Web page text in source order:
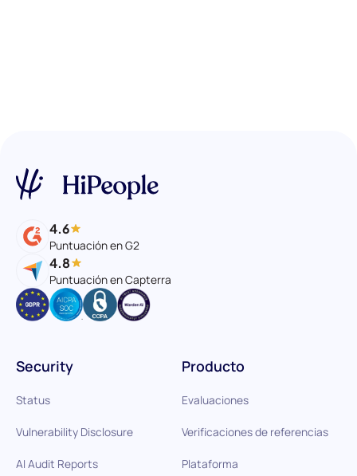
4.6
Puntuación en G2
4.8
Puntuación en Capterra
Producto
Evaluaciones
Verificaciones de referencias
Plataforma
Security
Status
Vulnerability Disclosure
AI Audit Reports